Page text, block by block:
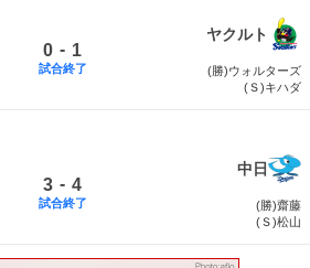
0 - 1
試合終了
ヤクルト
(勝)ウォルターズ
(Ｓ)キハダ
3 - 4
試合終了
中日
(勝)齋藤
(Ｓ)松山